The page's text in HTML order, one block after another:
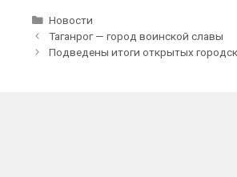
Рубрики
Новости
Таганрог — город воинской славы
Подведены итоги открытых